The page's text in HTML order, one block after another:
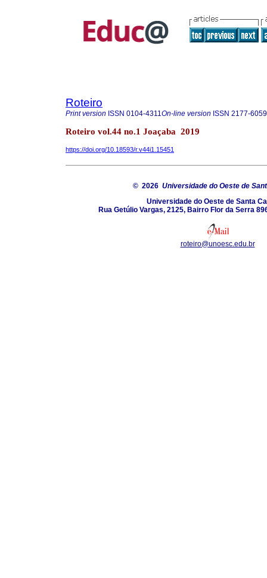
Roteiro
Print version ISSN 0104-4311On-line version ISSN 2177-6059
Roteiro vol.44 no.1 Joaçaba 2019
https://doi.org/10.18593/r.v44i1.15451
© 2026 Universidade do Oeste de
Universidade do Oeste de Santa
Rua Getúlio Vargas, 2125, Bairro Flor da Serra
roteiro@unoesc.edu.br